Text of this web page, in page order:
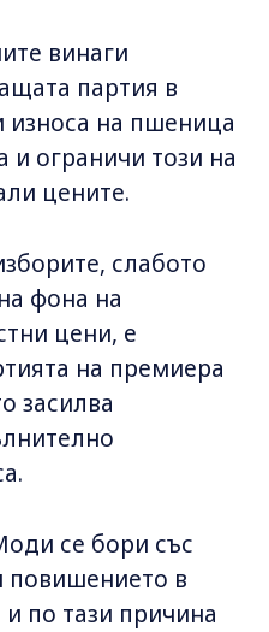
винаги
партия в
износа на пшеница
и ограничи този на
цените.
слабото
фона на
цени, е
на премиера
засилва
се бори със
повишението в
по тази причина